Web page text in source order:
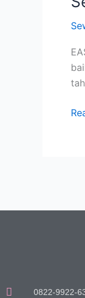
di
0822-9922-